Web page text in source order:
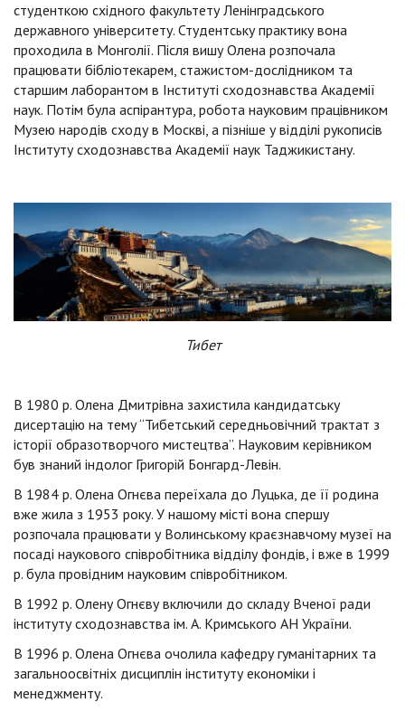
студенткою східного факультету Ленінградського
державного університету. Студентську практику вона
проходила в Монголії. Після вишу Олена розпочала
працювати бібліотекарем, стажистом-дослідником та
старшим лаборантом в Інституті сходознавства Академії
наук. Потім була аспірантура, робота науковим працівником
Музею народів сходу в Москві, а пізніше у відділі рукописів
Інституту сходознавства Академії наук Таджикистану.
Тибет
В 1980 р. Олена Дмитрівна захистила кандидатську
дисертацію на тему “Тибетський середньовічний трактат з
історії образотворчого мистецтва”. Науковим керівником
був знаний індолог Григорій Бонгард-Левін.
В 1984 р. Олена Огнєва переїхала до Луцька, де її родина
вже жила з 1953 року. У нашому місті вона спершу
розпочала працювати у Волинському краєзнавчому музеї на
посаді наукового співробітника відділу фондів, і вже в 1999
р. була провідним науковим співробітником.
В 1992 р. Олену Огнєву включили до складу Вченої ради
інституту сходознавства ім. А. Кримського АН України.
В 1996 р. Олена Огнєва очолила кафедру гуманітарних та
загальноосвітніх дисциплін інституту економіки і
менеджменту.